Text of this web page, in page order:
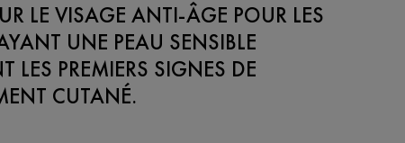
LE VISAGE ANTI-ÂGE POUR LES
UNE PEAU SENSIBLE
LES PREMIERS SIGNES DE
CUTANÉ.​